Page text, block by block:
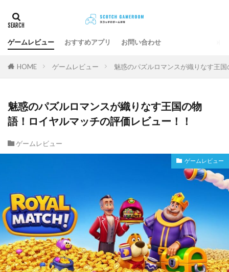
ゲームレビュー おすすめアプリ お問い合わせ
HOME ゲームレビュー 魅惑のパズルロマンスが織りなす王
魅惑のパズルロマンスが織りなす王国の物
語！ロイヤルマッチの評価レビュー！！
ゲームレビュー
ゲームレビュー